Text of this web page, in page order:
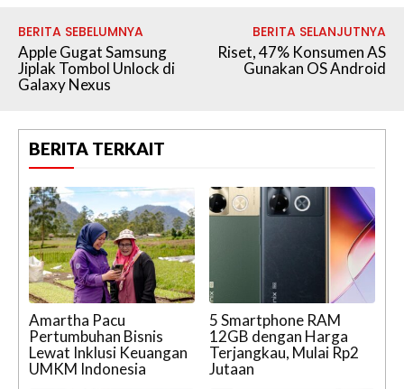
BERITA SEBELUMNYA
Apple Gugat Samsung
Jiplak Tombol Unlock di
Galaxy Nexus
BERITA SELANJUTNYA
Riset, 47% Konsumen AS
Gunakan OS Android
BERITA TERKAIT
Amartha Pacu
Pertumbuhan Bisnis
Lewat Inklusi Keuangan
UMKM Indonesia
5 Smartphone RAM
12GB dengan Harga
Terjangkau, Mulai Rp2
Jutaan